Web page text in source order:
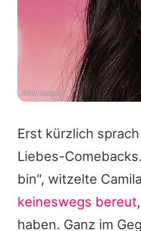
Erst kürzlich
Liebes-
bin", witzelte
keineswegs bereut
haben. Ganz im
Getty Images